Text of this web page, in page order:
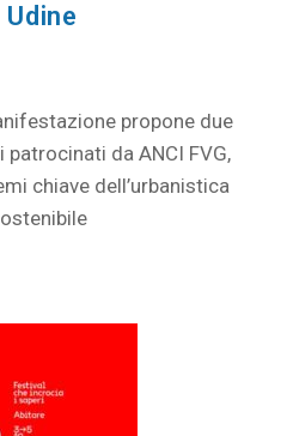
propone due
da ANCI FVG,
chiave dell’urbanistica